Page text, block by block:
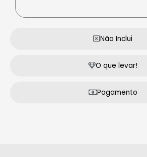
Não Inclui
O que levar!
Pagamento